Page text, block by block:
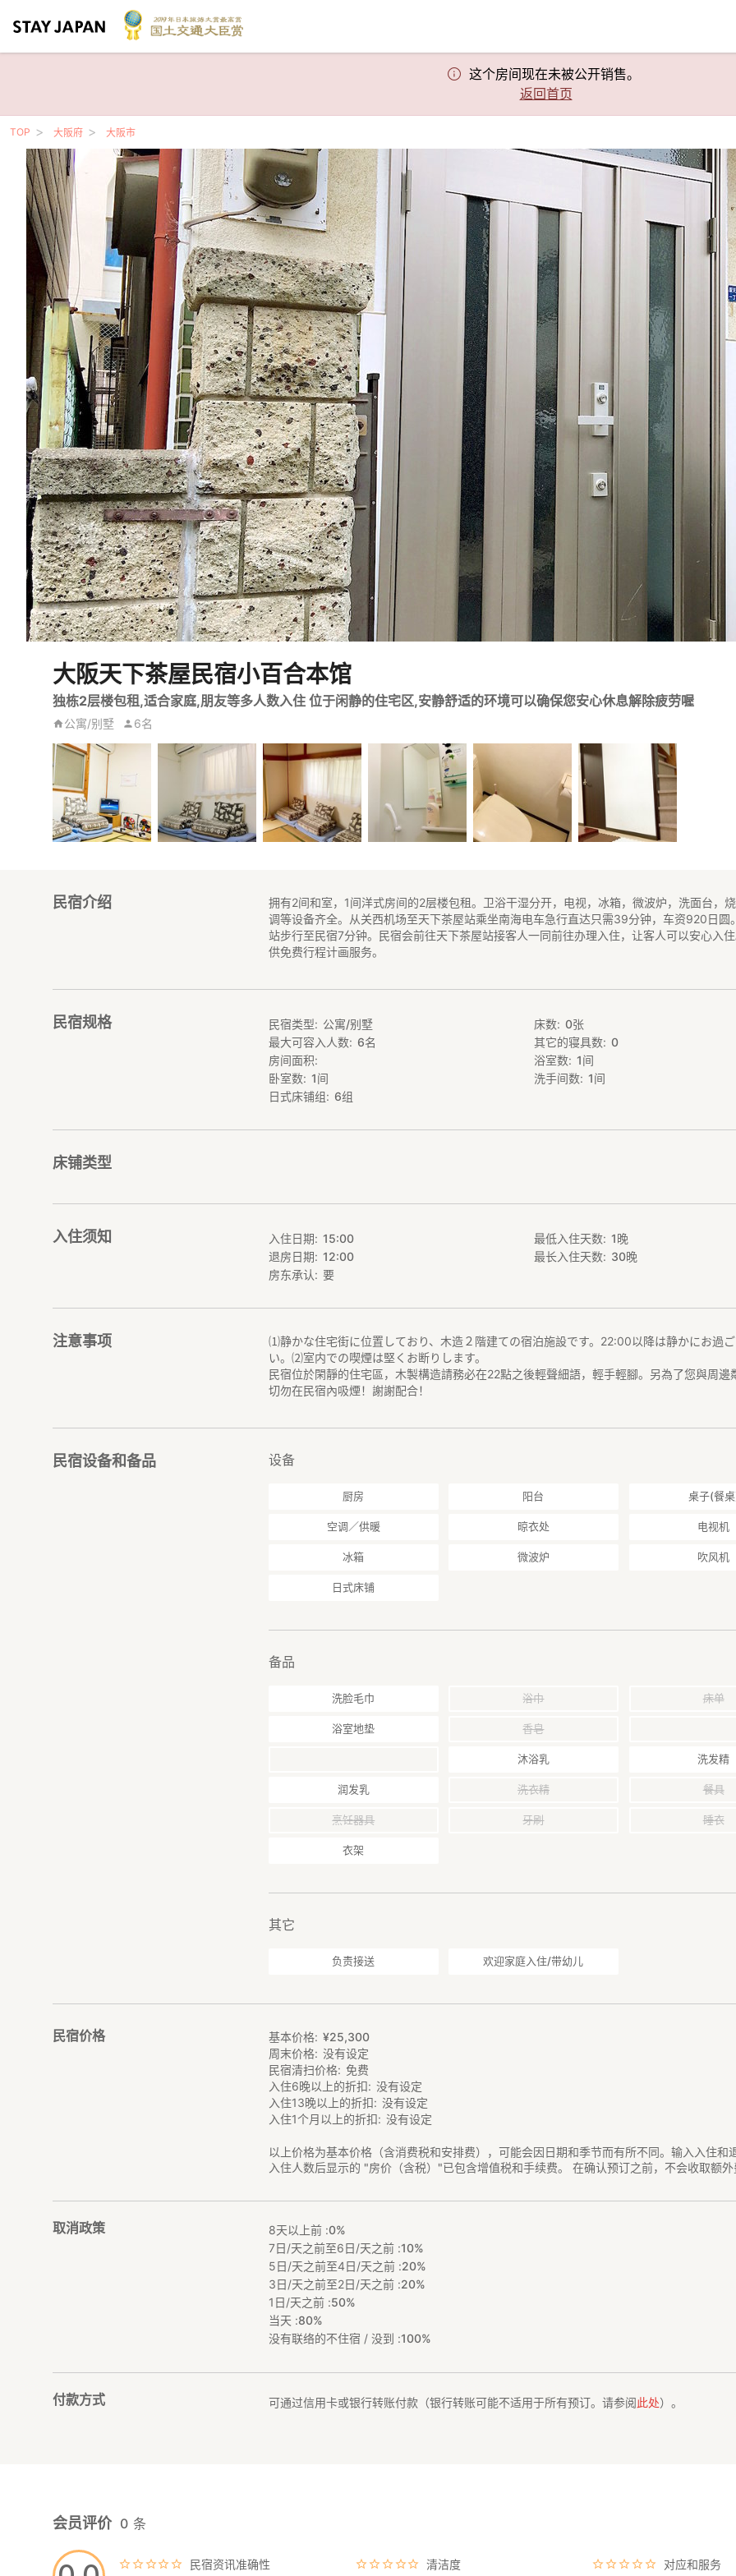
这个房间现在未被公开销售。
返回首页
TOP 大阪府 大阪市
大阪天下茶屋民宿小百合本馆
独栋2层楼包租,适合家庭,朋友等多人数入住 位于闲静的住宅区,安静舒适的环境可以确保您安心休息解除疲劳喔
公寓/别墅 6名
民宿介绍
拥有2间和室，1间洋式房间的2层楼包租。卫浴干湿分开，电视，冰箱，微波炉，洗面台，
调等设备齐全。从关西机场至天下茶屋站乘坐南海电车急行直达只需39分钟，车资920日圆
站步行至民宿7分钟。民宿会前往天下茶屋站接客人一同前往办理入住，让客人可以安心入
供免费行程计画服务。
民宿规格 民宿类型
公寓/别墅
最大可容入人数
6名
房间面积
卧室数
1间
日式床铺组
6组
床数 0张
其它的寝具数
0
浴室数
1间
洗手间数
1间
床铺类型
入住须知 入住日期
15:00
退房日期
12:00
房东承认
要
最低入住天数 1晚
最长入住天数
30晚
注意事项
⑴静かな住宅街に位置しており、木造２階建ての宿泊施設です。22:00以降は静かにお過
い。⑵室内での喫煙は堅くお断りします。
民宿位於閑靜的住宅區，木製構造請務必在22點之後輕聲細語，輕手輕腳。另為了您與周邊
切勿在民宿內吸煙！謝謝配合！
民宿设备和备品 设备
厨房 阳台 桌子(餐
空调／供暖 晾衣处 电视机
冰箱 微波炉 吹风机
日式床铺
备品
洗脸毛巾 浴巾 床单
浴室地垫 香皂
沐浴乳 洗发精
润发乳 洗衣精 餐具
烹饪器具 牙刷 睡衣
衣架
其它
负责接送 欢迎家庭入住/带幼儿
民宿价格 基本价格 ¥25,300
周末价格
没有设定
民宿清扫价格
免费
入住6晚以上的折扣
没有设定
入住13晚以上的折扣
没有设定
入住1个月以上的折扣
没有设定
以上价格为基本价格（含消费税和安排费），可能会因日期和季节而有所不同。输入入住和
入住人数后显示的 "房价（含税）"已包含增值税和手续费。 在确认预订之前，不会收取额
取消政策 8天以上前 :0%
7日/天之前至6日/天之前 :10%
5日/天之前至4日/天之前 :20%
3日/天之前至2日/天之前 :20%
1日/天之前 :50%
当天 :80%
没有联络的不住宿 / 没到 :100%
付款方式 可通过信用卡或银行转账付款（银行转账可能不适用于所有预订。请参阅此处）。
会员评价 0 条
民宿资讯准确性 清洁度 对应和服务